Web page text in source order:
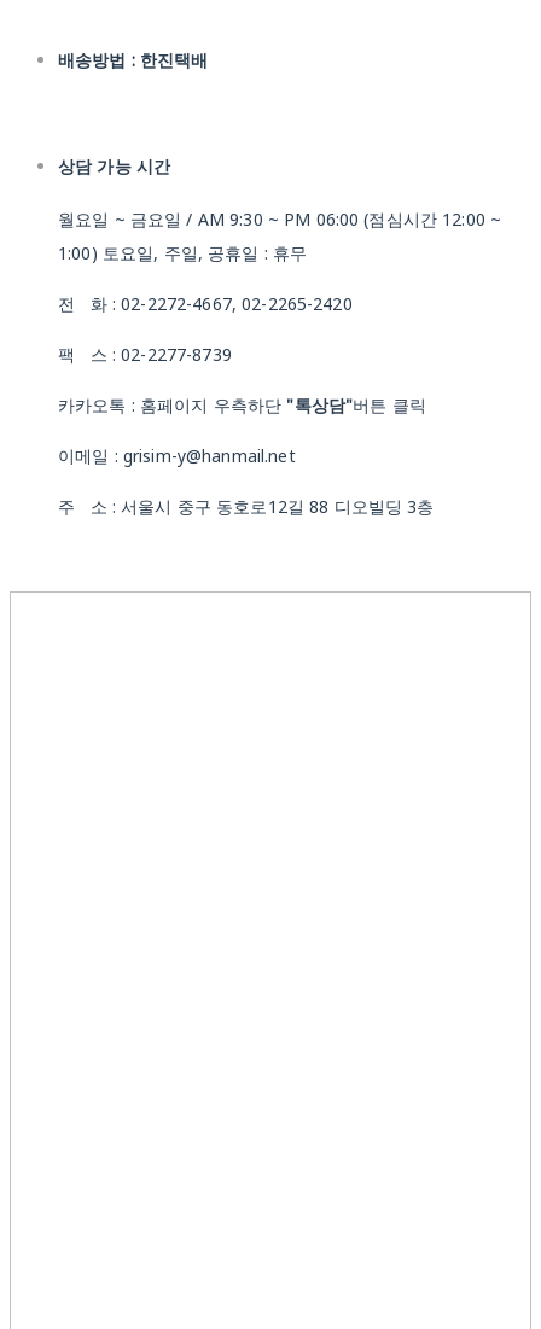
배송방법 : 한진택배
상담 가능 시간
월요일 ~ 금요일 / AM 9:30 ~ PM 06:00 (점심시간 12:00 ~
1:00) 토요일, 주일, 공휴일 : 휴무
전 화 : 02-2272-4667, 02-2265-2420
팩 스 : 02-2277-8739
카카오톡 : 홈페이지 우측하단 "톡상담"버튼 클릭
이메일 : grisim-y@hanmail.net
주 소 : 서울시 중구 동호로12길 88 디오빌딩 3층